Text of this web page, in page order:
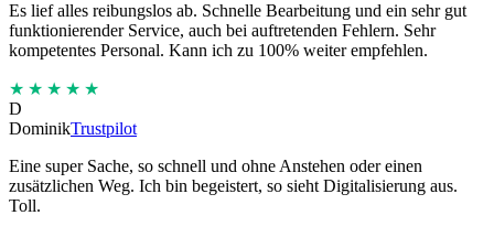
Es lief alles reibungslos ab. Schnelle Bearbeitung und ein sehr gut
funktionierender Service, auch bei auftretenden Fehlern. Sehr
kompetentes Personal. Kann ich zu 100% weiter empfehlen.
★★★★★
D
DominikTrustpilot
Eine super Sache, so schnell und ohne Anstehen oder einen
zusätzlichen Weg. Ich bin begeistert, so sieht Digitalisierung aus.
Toll.